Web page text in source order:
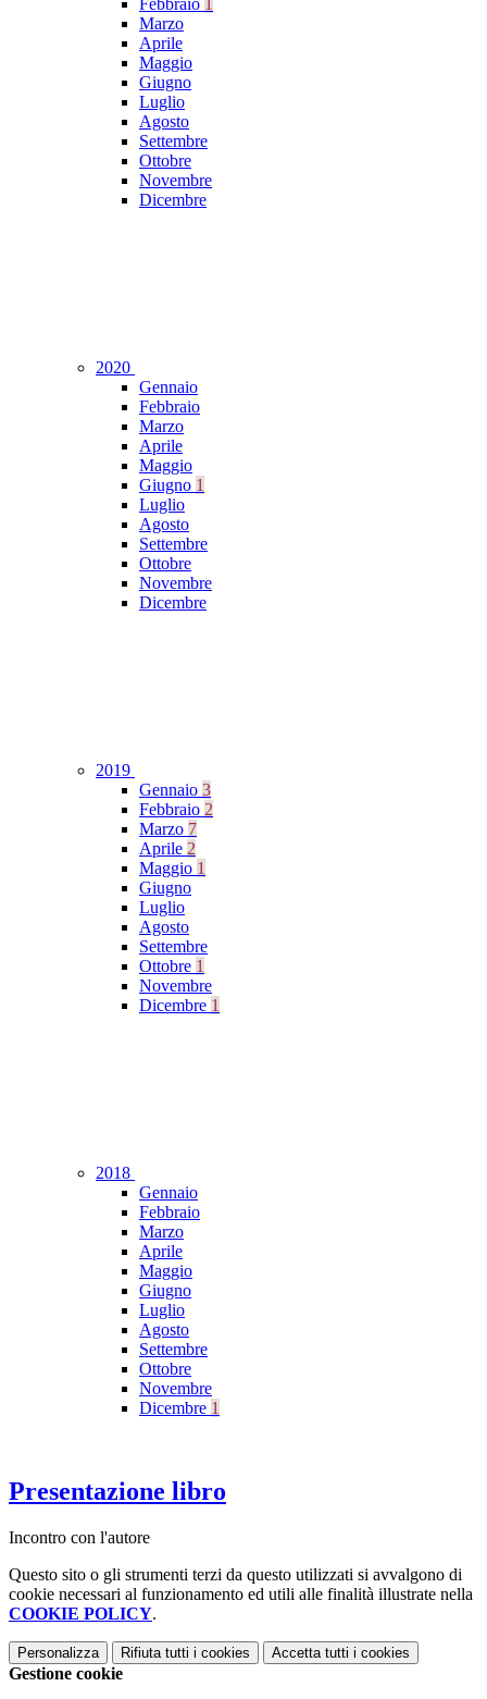
Febbraio
Marzo
Aprile
Maggio
Giugno
Luglio
Agosto
Settembre
Ottobre
Novembre
Dicembre
2020
Gennaio
Febbraio
Marzo
Aprile
Maggio
Giugno 1
Luglio
Agosto
Settembre
Ottobre
Novembre
Dicembre
2019
Gennaio 3
Febbraio 2
Marzo 7
Aprile 2
Maggio 1
Giugno
Luglio
Agosto
Settembre
Ottobre 1
Novembre
Dicembre 1
2018
Gennaio
Febbraio
Marzo
Aprile
Maggio
Giugno
Luglio
Agosto
Settembre
Ottobre
Novembre
Dicembre 1
Presentazione libro
Incontro con l'autore
Questo sito o gli strumenti terzi da questo utilizzati si avvalgono di
cookie necessari al funzionamento ed utili alle finalità illustrate nella
COOKIE POLICY.
Personalizza Rifiuta tutti i cookies Accetta tutti i cookies
Gestione cookie